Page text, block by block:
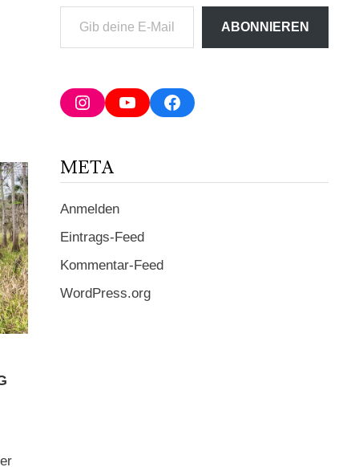
deine
Adresse
ein ...
ABONNIEREN
InstagramYouTubeFacebook
META
Anmelden
Eintrags-Feed
Kommentar-Feed
WordPress.org